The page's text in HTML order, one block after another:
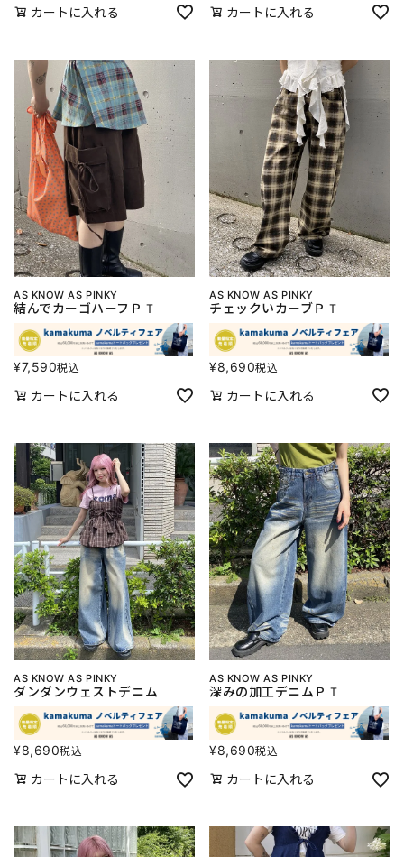
カートに入れる カートに入れる
AS KNOW AS PINKY
結んでカーゴハーフＰＴ
¥7,590税込
カートに入れる
AS KNOW AS PINKY
チェックいカーブＰＴ
¥8,690税込
カートに入れる
AS KNOW AS PINKY
ダンダンウェストデニム
¥8,690税込
カートに入れる
AS KNOW AS PINKY
深みの加工デニムＰＴ
¥8,690税込
カートに入れる